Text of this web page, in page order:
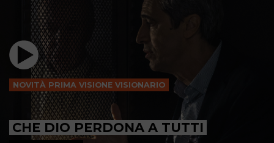
NOVITÀ PRIMA VISIONE VISIONARIO
CHE DIO PERDONA A TUTTI